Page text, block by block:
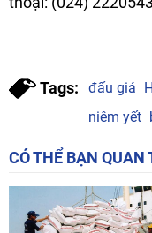
Tags: đấu giá
niêm yết
CÓ THỂ BẠN QUAN